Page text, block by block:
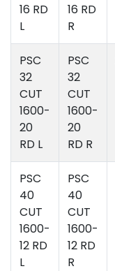
16 RD
L
16 RD
R
PSC
32
CUT
1600-
20
RD L
PSC
32
CUT
1600-
20
RD R
PSC
40
CUT
1600-
12 RD
L
PSC
40
CUT
1600-
12 RD
R